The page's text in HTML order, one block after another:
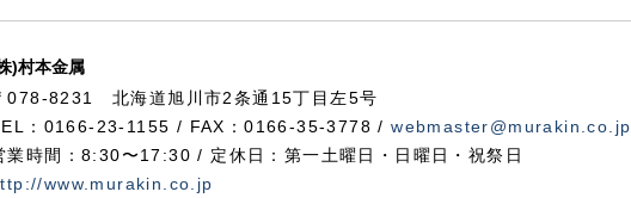
)村本金属
078-8231 北海道旭川市2条通15丁目左5号
：0166-23-1155 / FAX：0166-35-3778 /webmaster@murakin.co.jp
業時間：8:30〜17:30 / 定休日：第一土曜日・日曜日・祝祭日
www.murakin.co.jp